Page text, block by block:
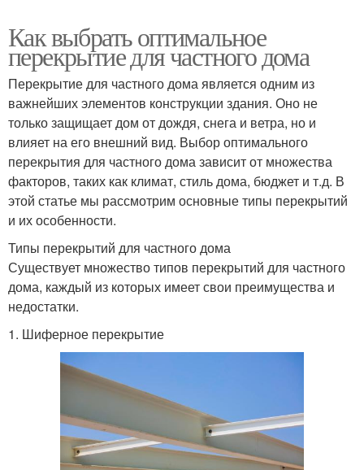
Как выбрать оптимальное
перекрытие для частного дома
Перекрытие для частного дома является одним из
важнейших элементов конструкции здания. Оно не
только защищает дом от дождя, снега и ветра, но и
влияет на его внешний вид. Выбор оптимального
перекрытия для частного дома зависит от множества
факторов, таких как климат, стиль дома, бюджет и т.д. В
этой статье мы рассмотрим основные типы перекрытий
и их особенности.
Типы перекрытий для частного дома
Существует множество типов перекрытий для частного
дома, каждый из которых имеет свои преимущества и
недостатки.
1. Шиферное перекрытие